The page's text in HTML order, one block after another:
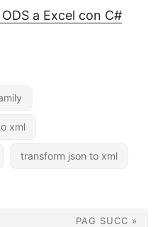
a Excel con C#
xml
transform json to xml
PAG SUCC »